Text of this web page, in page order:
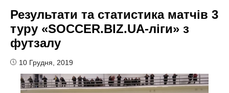
Результати та статистика матчів 3
туру «SOCCER.BIZ.UA-ліги» з
футзалу
10 Грудня, 2019